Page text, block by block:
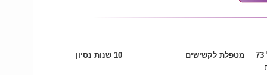
מטפלת לקשישים
10 שנות נסיון